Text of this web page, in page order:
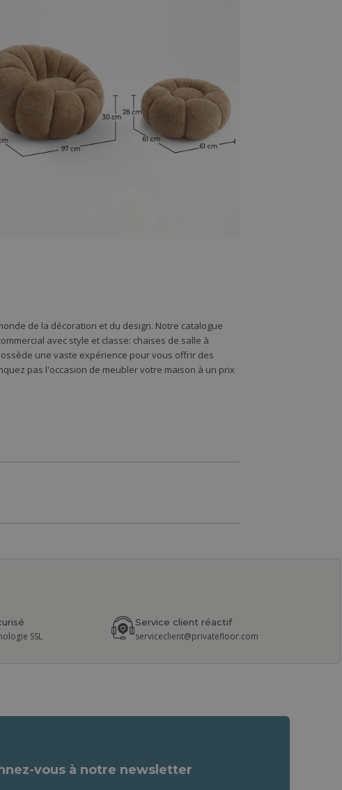
de la décoration et du design. Notre catalogue
avec style et classe: chaises de salle à
une vaste expérience pour vous offrir des
pas l'occasion de meubler votre maison à un prix
SSL
Service client réactif
serviceclient@privatefloor.com
vous à notre newsletter